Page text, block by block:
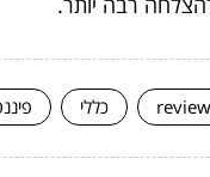
review כללי